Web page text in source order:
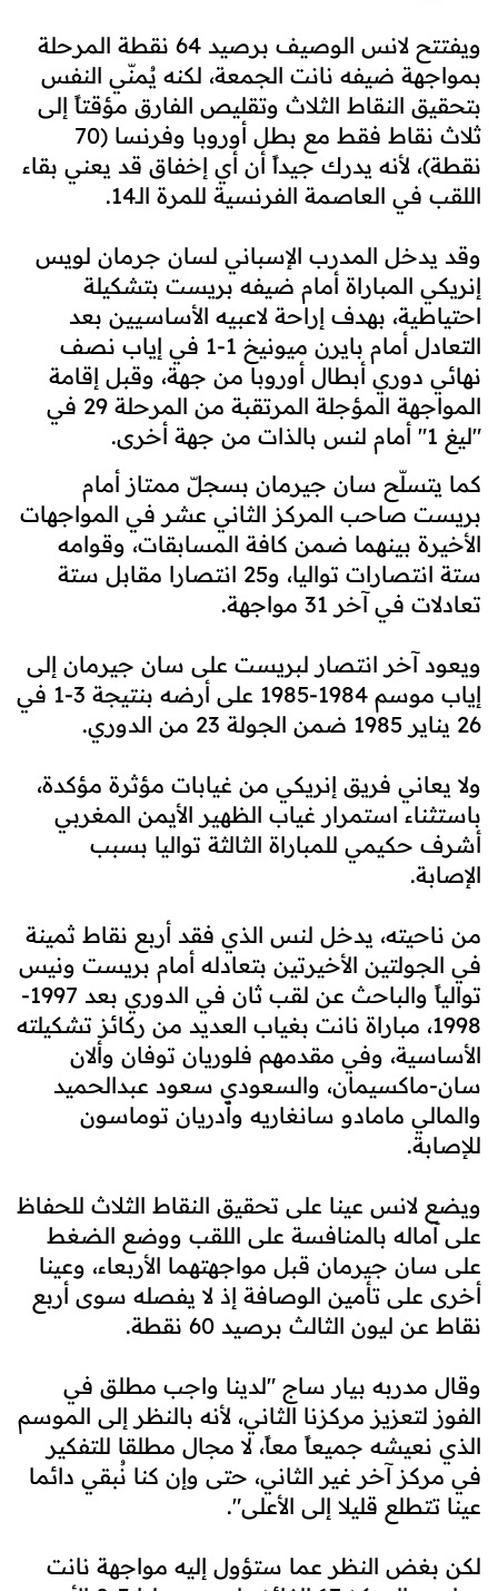
ويفتتح لانس الوصيف برصيد 64 نقطة المرحلة
بمواجهة ضيفه نانت الجمعة، لكنه يُمنّي النفس
بتحقيق النقاط الثلاث وتقليص الفارق مؤقتاً إلى
ثلاث نقاط فقط مع بطل أوروبا وفرنسا (70
نقطة)، لأنه يدرك جيداً أن أي إخفاق قد يعني بقاء
اللقب في العاصمة الفرنسية للمرة الـ14.
وقد يدخل المدرب الإسباني لسان جرمان لويس
إنريكي المباراة أمام ضيفه بريست بتشكيلة
احتياطية، بهدف إراحة لاعبيه الأساسيين بعد
التعادل أمام بايرن ميونيخ 1-1 في إياب نصف
نهائي دوري أبطال أوروبا من جهة، وقبل إقامة
المواجهة المؤجلة المرتقبة من المرحلة 29 في
"ليغ 1" أمام لنس بالذات من جهة أخرى.
كما يتسلّح سان جيرمان بسجلّ ممتاز أمام
بريست صاحب المركز الثاني عشر في المواجهات
الأخيرة بينهما ضمن كافة المسابقات، وقوامه
ستة انتصارات تواليا، و25 انتصارا مقابل ستة
تعادلات في آخر 31 مواجهة.
ويعود آخر انتصار لبريست على سان جيرمان إلى
إياب موسم 1984-1985 على أرضه بنتيجة 3-1 في
26 يناير 1985 ضمن الجولة 23 من الدوري.
ولا يعاني فريق إنريكي من غيابات مؤثرة مؤكدة،
باستثناء استمرار غياب الظهير الأيمن المغربي
أشرف حكيمي للمباراة الثالثة تواليا بسبب
الإصابة.
من ناحيته، يدخل لنس الذي فقد أربع نقاط ثمينة
في الجولتين الأخيرتين بتعادله أمام بريست ونيس
توالياً والباحث عن لقب ثان في الدوري بعد 1997-
1998، مباراة نانت بغياب العديد من ركائز تشكيلته
الأساسية، وفي مقدمهم فلوريان توفان وألان
سان-ماكسيمان، والسعودي سعود عبدالحميد
والمالي مامادو سانغاريه وأدريان توماسون
للإصابة.
ويضع لانس عينا على تحقيق النقاط الثلاث للحفاظ
على آماله بالمنافسة على اللقب ووضع الضغط
على سان جيرمان قبل مواجهتهما الأربعاء، وعينا
أخرى على تأمين الوصافة إذ لا يفصله سوى أربع
نقاط عن ليون الثالث برصيد 60 نقطة.
وقال مدربه بيار ساج "لدينا واجب مطلق في
الفوز لتعزيز مركزنا الثاني، لأنه بالنظر إلى الموسم
الذي نعيشه جميعاً معاً، لا مجال مطلقا للتفكير
في مركز آخر غير الثاني، حتى وإن كنا نُبقي دائما
عينا تتطلع قليلا إلى الأعلى".
لكن بغض النظر عما ستؤول إليه مواجهة نانت